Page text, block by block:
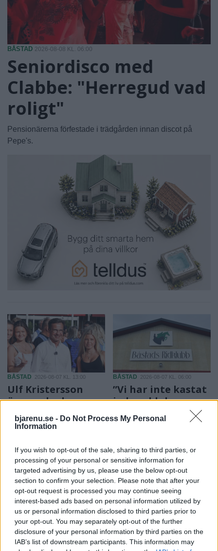
bjarenu.se - Do Not Process My Personal
Information
If you wish to opt-out of the sale, sharing to third parties, or
processing of your personal or sensitive information for
targeted advertising by us, please use the below opt-out
section to confirm your selection. Please note that after your
opt-out request is processed you may continue seeing
interest-based ads based on personal information utilized by
us or personal information disclosed to third parties prior to
your opt-out. You may separately opt-out of the further
disclosure of your personal information by third parties on the
IAB’s list of downstream participants. This information may
BÅSTAD 2026-08-08 KL. 06:00
Seniordisco med
Clabbe: "Herregud vad
roligt"
Pensionärerna förfestade i trädgården innan discot på
Pepe's.
BÅSTAD 2026-08-07 KL. 13:00
Ulf Kristersson
överraskade
Båstadborna på
torget
poserade för bilder och
avslöjade sin gamla dröm
om att få spela tennis i
Båstad.
BÅSTAD 2026-08-07 KL. 06:00
”Vi har inte kastat
in handduken –
inte än”
Båstad Ridklubbs
Aronsson ger sin syn på
läget i föreningen.